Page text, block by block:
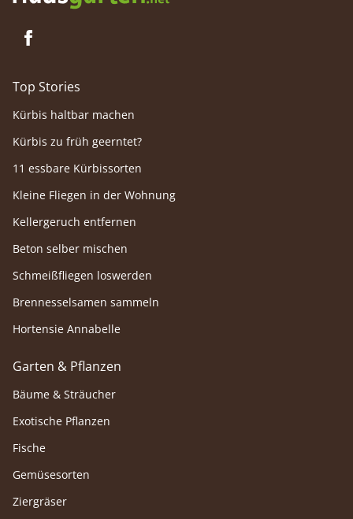
Top Stories
Kürbis haltbar machen
Kürbis zu früh geerntet?
11 essbare Kürbissorten
Kleine Fliegen in der Wohnung
Kellergeruch entfernen
Beton selber mischen
Schmeißfliegen loswerden
Brennesselsamen sammeln
Hortensie Annabelle
Garten & Pflanzen
Bäume & Sträucher
Exotische Pflanzen
Fische
Gemüsesorten
Ziergräser